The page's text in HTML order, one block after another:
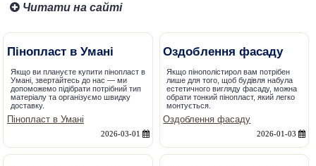
Читати на сайті
Пінопласт в Умані
Якщо ви плануєте купити пінопласт в
Умані, звертайтесь до нас — ми
допоможемо підібрати потрібний тип
матеріалу та організуємо швидку
доставку.
Пінопласт в Умані
2026-03-01
Оздоблення фасаду
Якщо пінополістирол вам потрібен
лише для того, щоб будівля набула
естетичного вигляду фасаду, можна
обрати тонкий пінопласт, який легко
монтується.
Оздоблення фасаду
2026-01-03